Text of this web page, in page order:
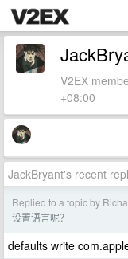
V2EX
+08:00
JackBryant's recent
Replied to a topic by
设置语言呢？
defaults write